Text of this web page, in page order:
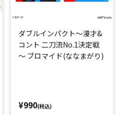
ダブルインパクト～漫才&
コント 二刀流No.1決定戦
～ ブロマイド(ななまがり)
¥990(税込)